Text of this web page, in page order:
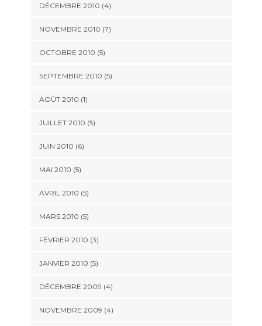
DÉCEMBRE 2010 (4)
NOVEMBRE 2010 (7)
OCTOBRE 2010 (5)
SEPTEMBRE 2010 (5)
AOÛT 2010 (1)
JUILLET 2010 (5)
JUIN 2010 (6)
MAI 2010 (5)
AVRIL 2010 (5)
MARS 2010 (5)
FÉVRIER 2010 (3)
JANVIER 2010 (5)
DÉCEMBRE 2009 (4)
NOVEMBRE 2009 (4)